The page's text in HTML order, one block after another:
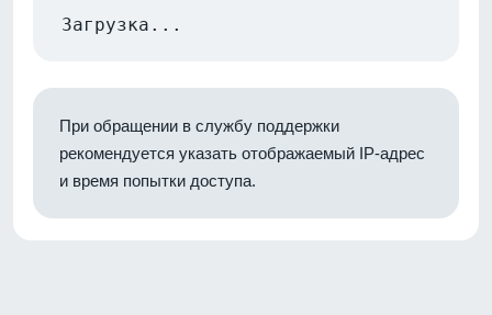
Загрузка...
При обращении в службу поддержки
рекомендуется указать отображаемый IP-адрес
и время попытки доступа.